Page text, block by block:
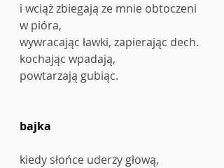
i wciąż zbiegają ze mnie obtoczeni
w pióra,
wywracając ławki, zapierając dech.
kochając wpadają,
powtarzają gubiąc.
bajka
kiedy słońce uderzy głową,